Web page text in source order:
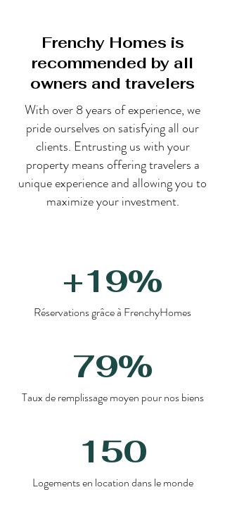
Frenchy Homes is
recommended by all
owners and travelers
With over 8 years of experience, we
pride ourselves on satisfying all our
clients. Entrusting us with your
property means offering travelers a
unique experience and allowing you to
maximize your investment.
+19%
Réservations grâce à FrenchyHomes
79%
Taux de remplissage moyen pour nos biens
150
Logements en location dans le monde